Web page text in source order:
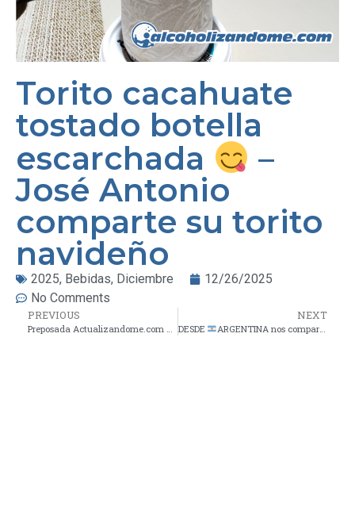
Torito cacahuate
tostado botella
escarchada
–
José Antonio
comparte su torito
navideño
2025, Bebidas, Diciembre
12/26/2025
No Comments
PREVIOUS NEXT
DESDE ARGENTINA nos comparten el VARIEDADES DE FERNET